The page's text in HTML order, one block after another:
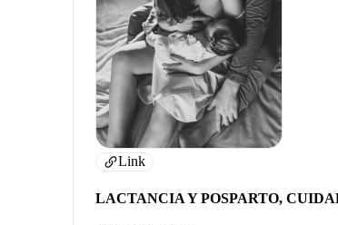
Link
LACTANCIA Y POSPARTO,